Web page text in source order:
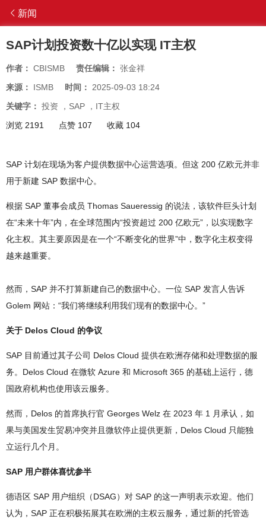
新闻
SAP计划投资数十亿以实现 IT主权
作者： CBISMB 责任编辑： 张金祥
来源： ISMB 时间： 2025-09-03 18:24
关键字： 投资 ， SAP ， IT主权
浏览 2191
点赞 107 收藏 104
SAP 计划在现场为客户提供数据中心运营选项。但这 200 亿欧元并非
用于新建 SAP 数据中心。
根据 SAP 董事会成员 Thomas Saueressig 的说法，该软件巨头计划
在“未来十年”内，在全球范围内“投资超过 200 亿欧元”，以实现数字
化主权。其主要原因是在一个“不断变化的世界”中，数字化主权变得
越来越重要。
然而，SAP 并不打算新建自己的数据中心。一位 SAP 发言人告诉
Golem 网站：“我们将继续利用我们现有的数据中心。”
关于 Delos Cloud 的争议
SAP 目前通过其子公司 Delos Cloud 提供在欧洲存储和处理数据的服
务。Delos Cloud 在微软 Azure 和 Microsoft 365 的基础上运行，德
国政府机构也使用该云服务。
然而，Delos 的首席执行官 Georges Welz 在 2023 年 1 月承认，如
果与美国发生贸易冲突并且微软停止提供更新，Delos Cloud 只能独
立运行几个月。
SAP 用户群体喜忧参半
德语区 SAP 用户组织（DSAG）对 SAP 的这一声明表示欢迎。他们
认为，SAP 正在积极拓展其在欧洲的主权云服务，通过新的托管选